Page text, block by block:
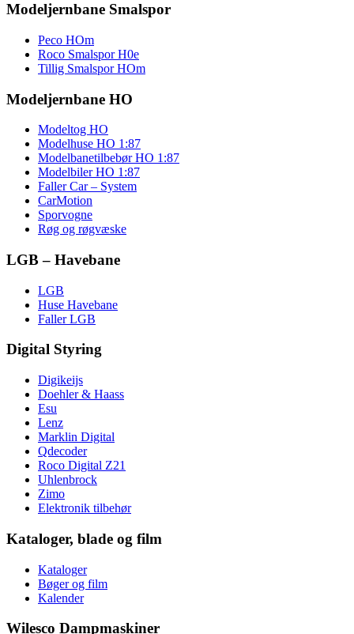
Modeljernbane Smalspor
Peco HOm
Roco Smalspor H0e
Tillig Smalspor HOm
Modeljernbane HO
Modeltog HO
Modelhuse HO 1:87
Modelbanetilbebør HO 1:87
Modelbiler HO 1:87
Faller Car – System
CarMotion
Sporvogne
Røg og røgvæske
LGB – Havebane
LGB
Huse Havebane
Faller LGB
Digital Styring
Digikeijs
Doehler & Haass
Esu
Lenz
Marklin Digital
Qdecoder
Roco Digital Z21
Uhlenbrock
Zimo
Elektronik tilbehør
Kataloger, blade og film
Kataloger
Bøger og film
Kalender
Wilesco Dampmaskiner